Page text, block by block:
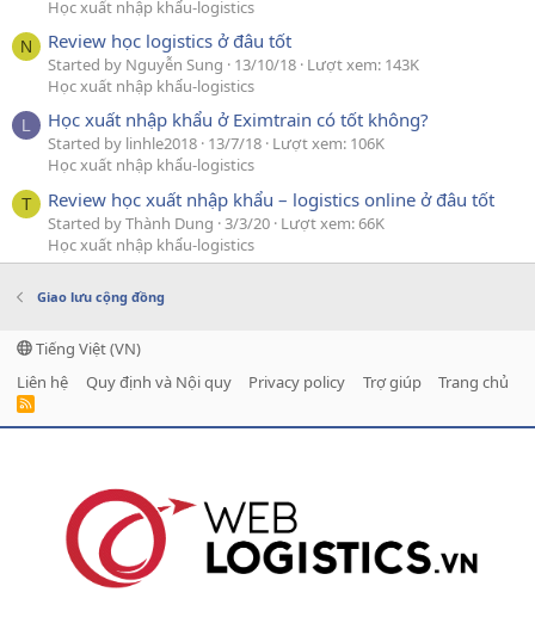
Học xuất nhập khẩu-logistics
N Review học logistics ở đâu tốt
Started by Nguyễn Sung 13/10/18 Lượt xem: 143K
Học xuất nhập khẩu-logistics
L Học xuất nhập khẩu ở Eximtrain có tốt không?
Started by linhle2018 13/7/18 Lượt xem: 106K
Học xuất nhập khẩu-logistics
T Review học xuất nhập khẩu – logistics online ở đâu tốt
Started by Thành Dung 3/3/20 Lượt xem: 66K
Học xuất nhập khẩu-logistics
Giao lưu cộng đồng
Tiếng Việt (VN)
Liên hệ
Quy định và Nội quy Privacy policy Trợ giúp Trang chủ
R
S